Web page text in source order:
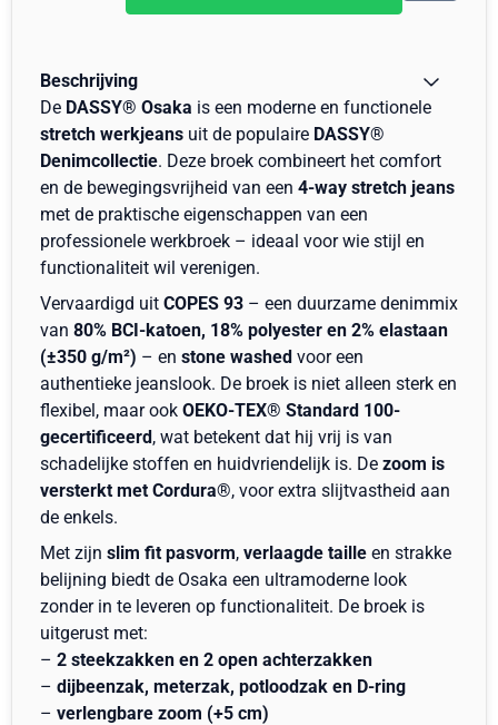
Beschrijving
De DASSY® Osaka is een moderne en functionele
stretch werkjeans uit de populaire DASSY®
Denimcollectie. Deze broek combineert het comfort
en de bewegingsvrijheid van een 4-way stretch jeans
met de praktische eigenschappen van een
professionele werkbroek – ideaal voor wie stijl en
functionaliteit wil verenigen.
Vervaardigd uit COPES 93 – een duurzame denimmix
van 80% BCI-katoen, 18% polyester en 2% elastaan
(±350 g/m²) – en stone washed voor een
authentieke jeanslook. De broek is niet alleen sterk en
flexibel, maar ook OEKO-TEX® Standard 100-
gecertificeerd, wat betekent dat hij vrij is van
schadelijke stoffen en huidvriendelijk is. De zoom is
versterkt met Cordura®, voor extra slijtvastheid aan
de enkels.
Met zijn slim fit pasvorm, verlaagde taille en strakke
belijning biedt de Osaka een ultramoderne look
zonder in te leveren op functionaliteit. De broek is
uitgerust met:
– 2 steekzakken en 2 open achterzakken
– dijbeenzak, meterzak, potloodzak en D-ring
– verlengbare zoom (+5 cm)